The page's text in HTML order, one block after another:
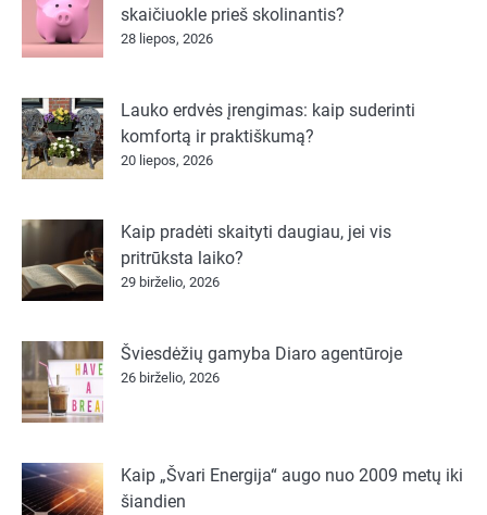
skaičiuokle prieš skolinantis?
28 liepos, 2026
Lauko erdvės įrengimas: kaip suderinti
komfortą ir praktiškumą?
20 liepos, 2026
Kaip pradėti skaityti daugiau, jei vis
pritrūksta laiko?
29 birželio, 2026
Šviesdėžių gamyba Diaro agentūroje
26 birželio, 2026
Kaip „Švari Energija“ augo nuo 2009 metų iki
šiandien